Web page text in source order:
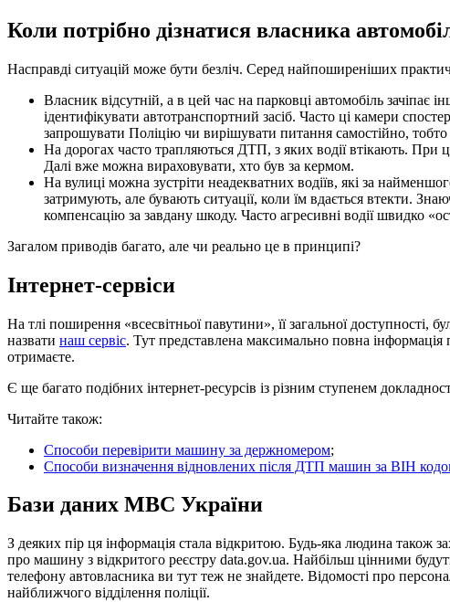
Коли потрібно дізнатися власника
Насправді ситуацій може бути безліч. Серед найпоширеніших
Власник відсутній, а в цей час на парковці автомобіль зачіпає
ідентифікувати автотранспортний засіб. Часто ці камери
запрошувати Поліцію чи вирішувати питання самостійно,
На дорогах часто трапляються ДТП, з яких водії втікають. При
Далі вже можна вираховувати, хто був за кермом.
На вулиці можна зустріти неадекватних водіїв, які за
затримують, але бувають ситуації, коли їм вдається втекти.
компенсацію за завдану шкоду. Часто агресивні водії швидко
Загалом приводів багато, але чи реально це в принципі?
Інтернет-сервіси
На тлі поширення «всесвітньої павутини», її загальної
назвати наш сервіс. Тут представлена ​​максимально повна
отримаєте.
Є ще багато подібних інтернет-ресурсів із різним ступенем
Читайте також:
Способи перевірити машину за держномером;
Способи визначення відновлених після ДТП машин за ВІН
Бази даних МВС України
З деяких пір ця інформація стала відкритою. Будь-яка людина
про машину з відкритого реєстру data.gov.ua. Найбільш цінними
телефону автовласника ви тут теж не знайдете. Відомості про
найближчого відділення поліції.